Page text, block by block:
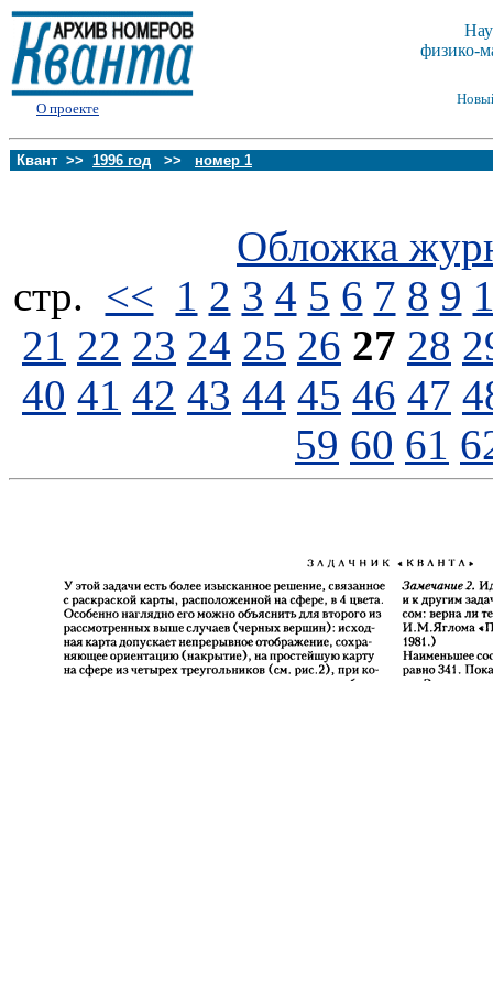
О проекте
физико-
Квант >> 1996 год >> номер 1
Обложка
стp. << 1 2 3 4 5 6 7 8 9
21 22 23 24 25 26 27 28
40 41 42 43 44 45 46 47
59 60 61